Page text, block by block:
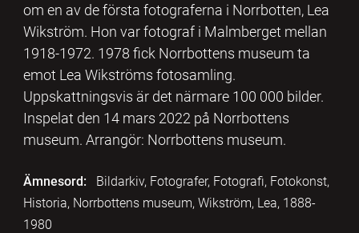
om en av de första fotograferna i Norrbotten, Lea
Wikström. Hon var fotograf i Malmberget mellan
1918-1972. 1978 fick Norrbottens museum ta
emot Lea Wikströms fotosamling.
Uppskattningsvis är det närmare 100 000 bilder.
Inspelat den 14 mars 2022 på Norrbottens
museum. Arrangör: Norrbottens museum.
Ämnesord:
Bildarkiv, Fotografer, Fotografi, Fotokonst,
Historia, Norrbottens museum, Wikström, Lea, 1888-
1980